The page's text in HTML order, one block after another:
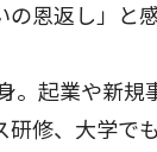
恩返し」と
起業や新規
研修、大学で